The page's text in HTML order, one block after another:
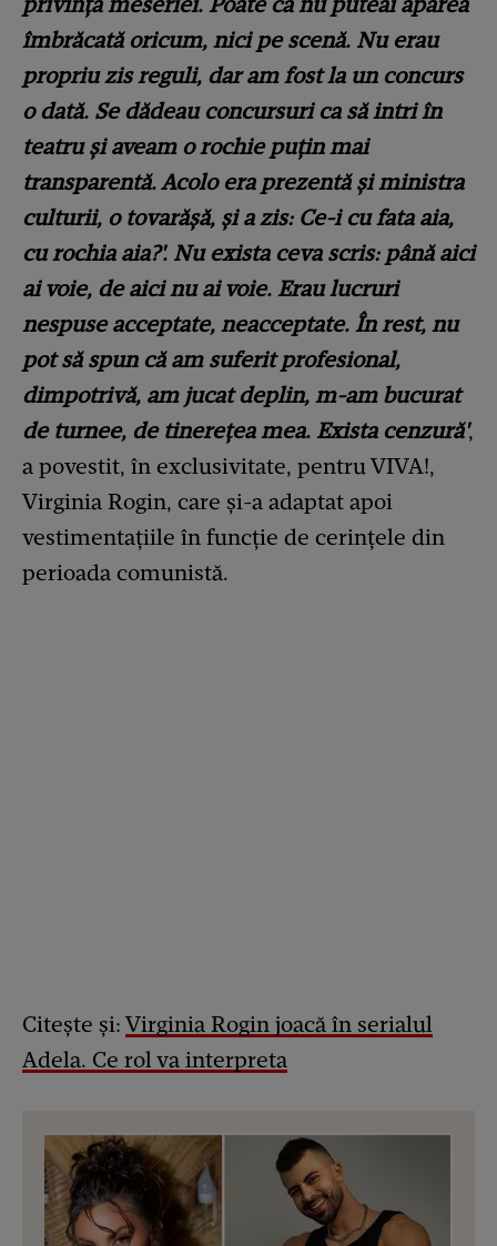
îmbrăcată oricum, nici pe scenă. Nu erau
propriu zis reguli, dar am fost la un concurs
o dată. Se dădeau concursuri ca să intri în
teatru și aveam o rochie puțin mai
transparentă. Acolo era prezentă și ministra
culturii, o tovarășă, și a zis: Ce-i cu fata aia,
cu rochia aia?'. Nu exista ceva scris: până aici
ai voie, de aici nu ai voie. Erau lucruri
nespuse acceptate, neacceptate. În rest, nu
pot să spun că am suferit profesional,
dimpotrivă, am jucat deplin, m-am bucurat
de turnee, de tinerețea mea. Exista cenzură',
a povestit, în exclusivitate, pentru VIVA!,
Virginia Rogin, care și-a adaptat apoi
vestimentațiile în funcție de cerințele din
perioada comunistă.
Citește și: Virginia Rogin joacă în serialul
Adela. Ce rol va interpreta